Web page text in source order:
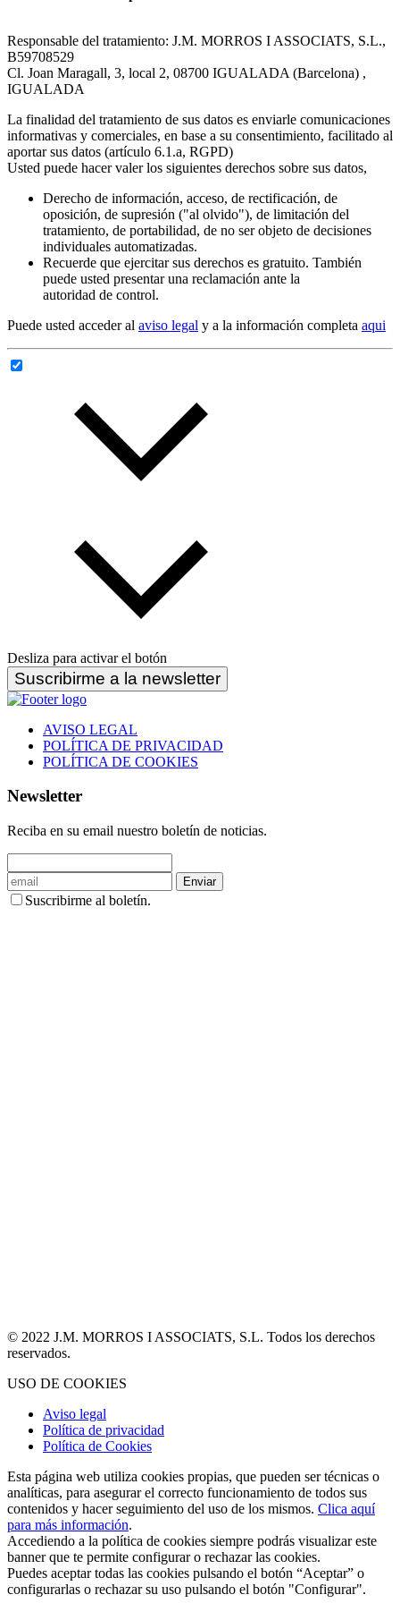
Responsable del tratamiento: J.M. MORROS I ASSOCIATS, S.L.,
B59708529
Cl. Joan Maragall, 3, local 2, 08700 IGUALADA (Barcelona) ,
IGUALADA
La finalidad del tratamiento de sus datos es enviarle comunicaciones
informativas y comerciales, en base a su consentimiento, facilitado al
aportar sus datos (artículo 6.1.a, RGPD)
Usted puede hacer valer los siguientes derechos sobre sus datos,
Derecho de información, acceso, de rectificación, de
oposición, de supresión ("al olvido"), de limitación del
tratamiento, de portabilidad, de no ser objeto de decisiones
individuales automatizadas.
Recuerde que ejercitar sus derechos es gratuito. También
puede usted presentar una reclamación ante la
autoridad de control.
Puede usted acceder al aviso legal y a la información completa aqui
Desliza para activar el botón
Suscribirme a la newsletter
AVISO LEGAL
POLÍTICA DE PRIVACIDAD
POLÍTICA DE COOKIES
Newsletter
Reciba en su email nuestro boletín de noticias.
Enviar
Suscribirme al boletín.
© 2022 J.M. MORROS I ASSOCIATS, S.L. Todos los derechos
reservados.
USO DE COOKIES
Aviso legal
Política de privacidad
Política de Cookies
Esta página web utiliza cookies propias, que pueden ser técnicas o
analíticas, para asegurar el correcto funcionamiento de todos sus
contenidos y hacer seguimiento del uso de los mismos. Clica aquí
para más información.
Accediendo a la política de cookies siempre podrás visualizar este
banner que te permite configurar o rechazar las cookies.
Puedes aceptar todas las cookies pulsando el botón “Aceptar” o
configurarlas o rechazar su uso pulsando el botón "Configurar".